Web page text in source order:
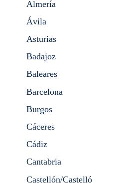
Almería
Ávila
Asturias
Badajoz
Baleares
Barcelona
Burgos
Cáceres
Cádiz
Cantabria
Castellón/Castelló